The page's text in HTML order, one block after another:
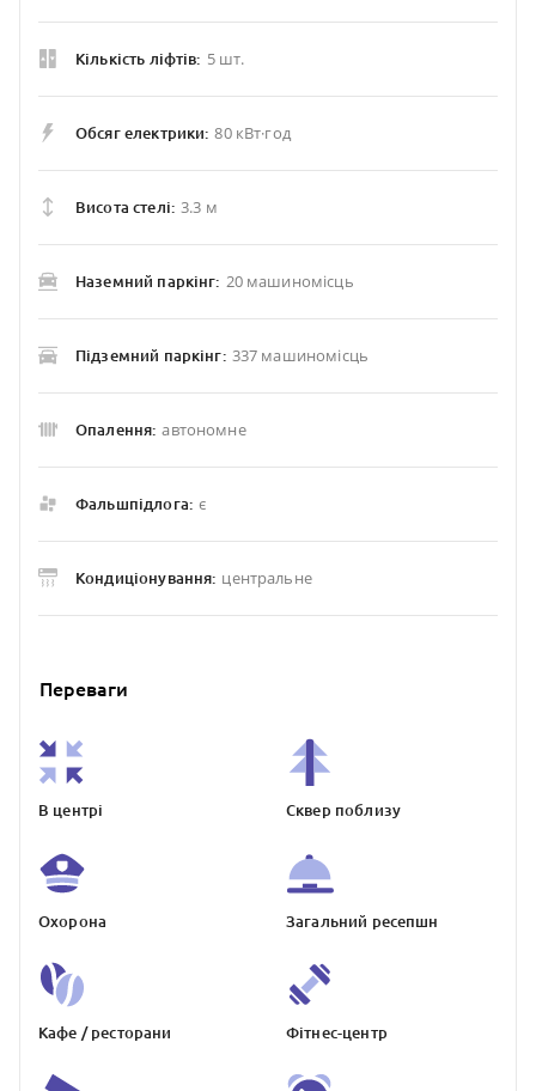
Кількість ліфтів: 5 шт.
Обсяг електрики: 80 кВт·год
Висота стелі: 3.3 м
Наземний паркінг: 20 машиномісць
Підземний паркінг: 337 машиномісць
Опалення: автономне
Фальшпідлога: є
Кондиціонування: центральне
Переваги
В центрі Сквер поблизу
Охорона Загальний ресепшн
Кафе / ресторани Фітнес-центр